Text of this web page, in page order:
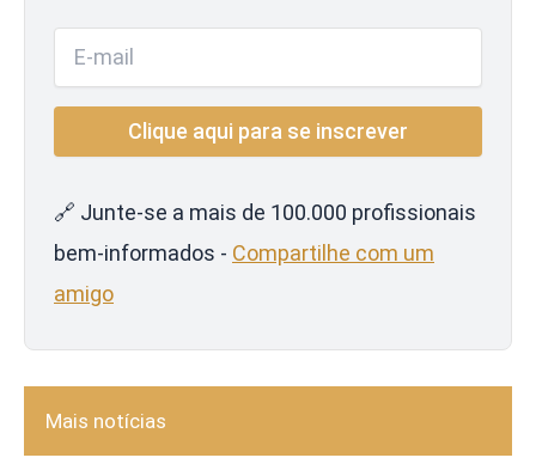
🔗 Junte-se a mais de 100.000 profissionais
bem-informados - Compartilhe com um
amigo
Mais notícias